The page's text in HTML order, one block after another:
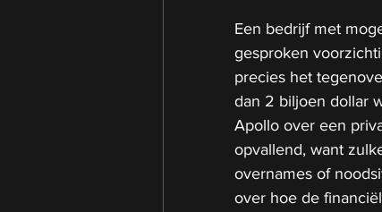
Een bedrijf met
gesproken
precies het
dan 2 biljoen dollar
Apollo over een
opvallend, want
overnames of
over hoe de